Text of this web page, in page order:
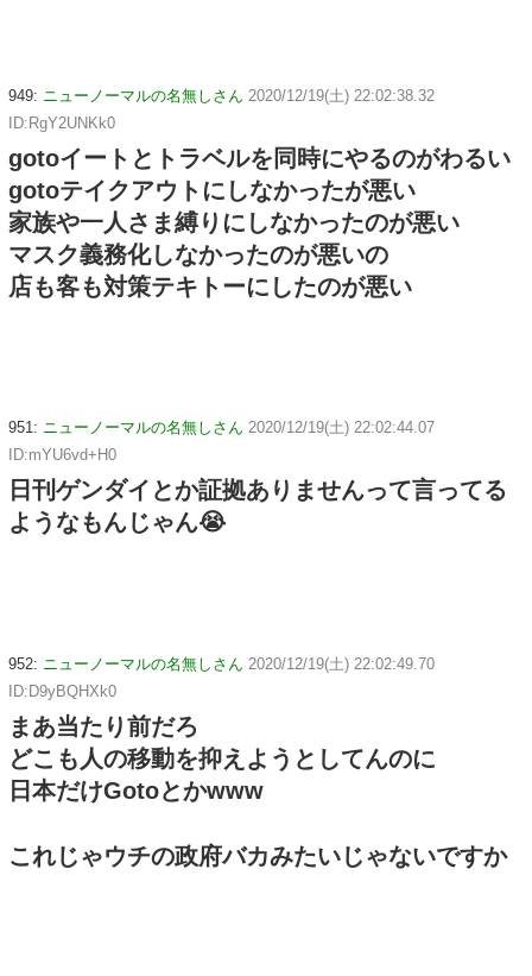
949: ニューノーマルの名無しさん 2020/12/19(土) 22:02:38.32
ID:RgY2UNKk0
gotoイートとトラベルを同時にやるのがわるい
gotoテイクアウトにしなかったが悪い
家族や一人さま縛りにしなかったのが悪い
マスク義務化しなかったのが悪いの
店も客も対策テキトーにしたのが悪い
951: ニューノーマルの名無しさん 2020/12/19(土) 22:02:44.07
ID:mYU6vd+H0
日刊ゲンダイとか証拠ありませんって言ってる
ようなもんじゃん😭
952: ニューノーマルの名無しさん 2020/12/19(土) 22:02:49.70
ID:D9yBQHXk0
まあ当たり前だろ
どこも人の移動を抑えようとしてんのに
日本だけGotoとかwww
これじゃウチの政府バカみたいじゃないですか